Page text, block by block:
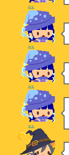
睡蓮
睡蓮
睡蓮
睡蓮